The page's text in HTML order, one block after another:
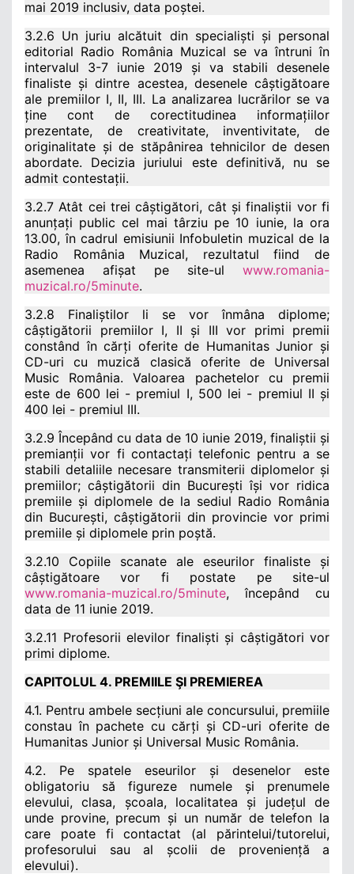
mai 2019 inclusiv, data poștei.
3.2.6 Un juriu alcătuit din specialiști și personal
editorial Radio România Muzical se va întruni în
intervalul 3-7 iunie 2019 și va stabili desenele
finaliste și dintre acestea, desenele câștigătoare
ale premiilor I, II, III. La analizarea lucrărilor se va
ține cont de corectitudinea informațiilor
prezentate, de creativitate, inventivitate, de
originalitate și de stăpânirea tehnicilor de desen
abordate. Decizia juriului este definitivă, nu se
admit contestații.
3.2.7 Atât cei trei câștigători, cât și finaliștii vor fi
anunțați public cel mai târziu pe 10 iunie, la ora
13.00, în cadrul emisiunii Infobuletin muzical de la
Radio România Muzical, rezultatul fiind de
asemenea afișat pe site-ul www.romania-
muzical.ro/5minute.
3.2.8 Finaliștilor li se vor înmâna diplome;
câștigătorii premiilor I, II și III vor primi premii
constând în cărți oferite de Humanitas Junior și
CD-uri cu muzică clasică oferite de Universal
Music România. Valoarea pachetelor cu premii
este de 600 lei - premiul I, 500 lei - premiul II și
400 lei - premiul III.
3.2.9 Începând cu data de 10 iunie 2019, finaliștii și
premianții vor fi contactați telefonic pentru a se
stabili detaliile necesare transmiterii diplomelor și
premiilor; câștigătorii din București își vor ridica
premiile și diplomele de la sediul Radio România
din București, câștigătorii din provincie vor primi
premiile și diplomele prin poștă.
3.2.10 Copiile scanate ale eseurilor finaliste și
câștigătoare vor fi postate pe site-ul
www.romania-muzical.ro/5minute, începând cu
data de 11 iunie 2019.
3.2.11 Profesorii elevilor finaliști și câștigători vor
primi diplome.
CAPITOLUL 4. PREMIILE ŞI PREMIEREA
4.1. Pentru ambele secțiuni ale concursului, premiile
constau în pachete cu cărți și CD-uri oferite de
Humanitas Junior și Universal Music România.
4.2. Pe spatele eseurilor și desenelor este
obligatoriu să figureze numele și prenumele
elevului, clasa, școala, localitatea și județul de
unde provine, precum și un număr de telefon la
care poate fi contactat (al părintelui/tutorelui,
profesorului sau al școlii de proveniență a
elevului).